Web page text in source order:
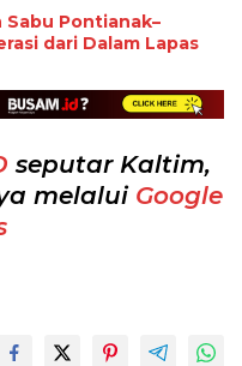
Sabu Pontianak–
dari Dalam Lapas
seputar Kaltim,
melalui Google